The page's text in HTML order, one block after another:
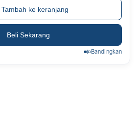
Tambah ke keranjang
Beli Sekarang
Bandingkan